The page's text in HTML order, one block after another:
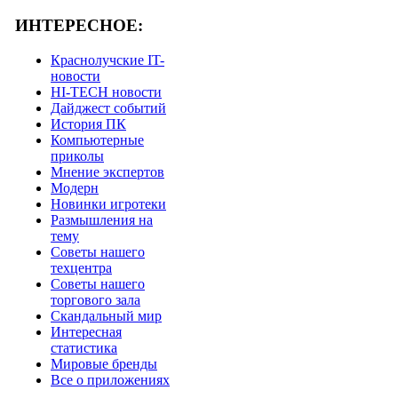
ИНТЕРЕСНОЕ:
Краснолучские IT-
новости
HI-TECH новости
Дайджест событий
История ПК
Компьютерные
приколы
Мнение экспертов
Модерн
Новинки игротеки
Размышления на
тему
Советы нашего
техцентра
Советы нашего
торгового зала
Скандальный мир
Интересная
статистика
Мировые бренды
Все о приложениях